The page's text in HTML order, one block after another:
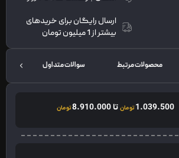
ارسال رایگان برای خریدهای
بیشتر از 1 میلیون تومان
سوالات متداول توضیحات
1.039.500تومانتا8.910.000تومان